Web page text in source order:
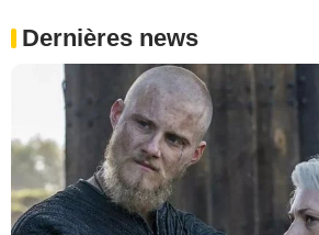
Dernières news